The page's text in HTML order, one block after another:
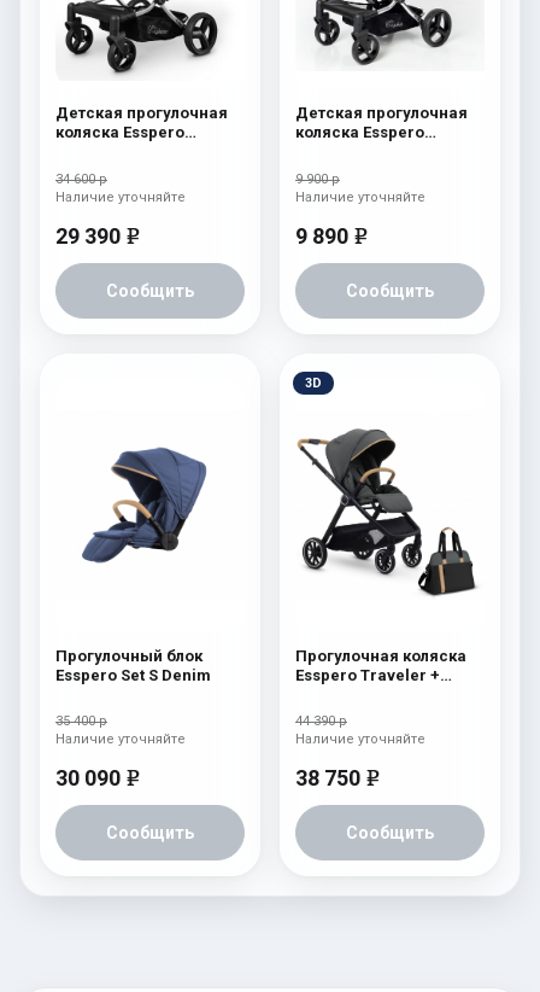
Детская прогулочная
коляска Esspero
34 600 р
29 390 e
Сообщить
Наличие уточняйте
Детская прогулочная
коляска Esspero
9 900 р
9 890 e
Сообщить
Наличие уточняйте
Прогулочный блок
Esspero Set S Denim
35 400 р
30 090 e
Сообщить
Наличие уточняйте
3D
Прогулочная коляска
Esspero Traveler +
44 390 р
38 750 e
Сообщить
Наличие уточняйте